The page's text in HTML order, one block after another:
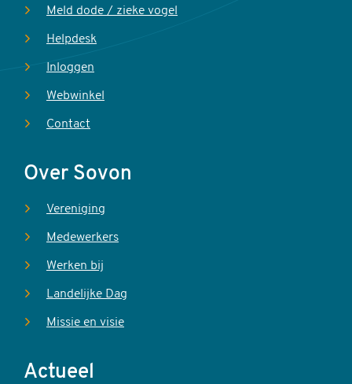
Meld dode / zieke vogel
Helpdesk
Inloggen
Webwinkel
Contact
Over Sovon
Vereniging
Medewerkers
Werken bij
Landelijke Dag
Missie en visie
Actueel